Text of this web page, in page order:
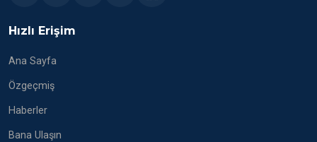
Hızlı Erişim
Ana Sayfa
Özgeçmiş
Haberler
Bana Ulaşın